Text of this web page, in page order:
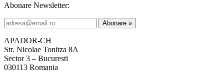
Abonare Newsletter:
APADOR-CH
Str. Nicolae Tonitza 8A
Sector 3 – Bucuresti
030113 Romania